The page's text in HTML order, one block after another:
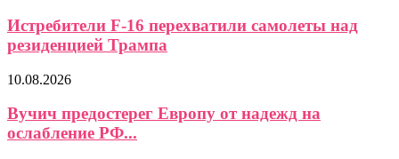
Истребители F-16 перехватили самолеты над
резиденцией Трампа
10.08.2026
Вучич предостерег Европу от надежд на
ослабление РФ...